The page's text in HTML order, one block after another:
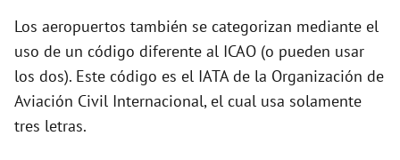
Los aeropuertos también se categorizan mediante el
uso de un código diferente al ICAO (o pueden usar
los dos). Este código es el IATA de la Organización de
Aviación Civil Internacional, el cual usa solamente
tres letras.